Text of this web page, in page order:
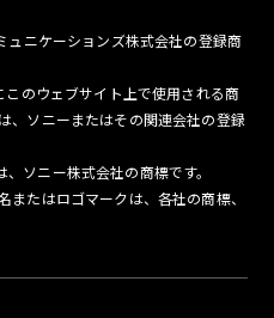
ュニケーションズ株式会社の登録商
このウェブサイト上で使用される商
、ソニーまたはその関連会社の登録
、ソニー株式会社の商標です。
たはロゴマークは、各社の商標、